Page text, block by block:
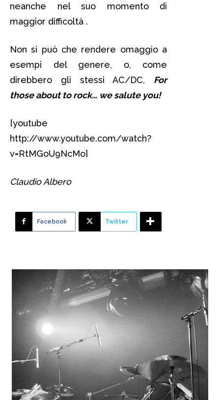
neanche nel suo momento di
maggior difficoltà .
Non si può che rendere omaggio a
esempi del genere, o, come
direbbero gli stessi AC/DC, For
those about to rock… we salute you!
[youtube
http://www.youtube.com/watch?
v=RtMGoU9NcMo]
Claudio Albero
Facebook Twitter